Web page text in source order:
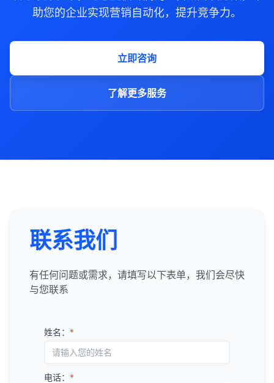
助您的企业实现营销自动化，提升竞争力。
立即咨询
了解更多服务
联系我们
有任何问题或需求，请填写以下表单，我们会尽快
与您联系
姓名： *
电话： *